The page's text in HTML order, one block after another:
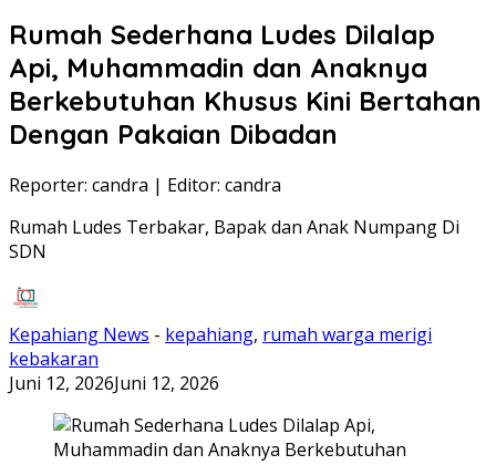
Rumah Sederhana Ludes Dilalap
Api, Muhammadin dan Anaknya
Berkebutuhan Khusus Kini Bertahan
Dengan Pakaian Dibadan
Reporter: candra | Editor: candra
Rumah Ludes Terbakar, Bapak dan Anak Numpang Di
SDN
Kepahiang News - kepahiang, rumah warga merigi
kebakaran
Juni 12, 2026Juni 12, 2026